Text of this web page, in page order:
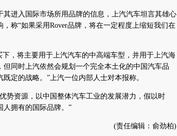
进入国际市场所用品牌的信息，上汽汽车坦言其雄心
称“如果采用Rover品牌，将在一定程度上缩短我们在
，将主要用于上汽汽车的中高端车型，并用于上汽海
同时上汽依然会规划一个完全本土化的中国汽车品
定的战略。”上汽一位内部人士对本报称。
资源，以中国整体汽车工业的发展潜力，假以时
人拥有的国际品牌。”
(责任编辑：俞劲柏)